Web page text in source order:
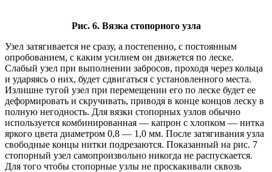
Рис. 6. Вязка стопорного узла
Узел затягивается не сразу, а постепенно, с постоянным
опробованием, с каким усилием он движется по леске.
Слабый узел при выполнении забросов, проходя через кольца
и ударяясь о них, будет сдвигаться с установленного места.
Излишне тугой узел при перемещении его по леске будет ее
деформировать и скручивать, приводя в конце концов леску в
полную негодность. Для вязки стопорных узлов обычно
используется комбинированная — капрон с хлопком — нитка
яркого цвета диаметром 0,8 — 1,0 мм. После затягивания узла
свободные концы нитки подрезаются. Показанный на рис. 7
стопорный узел самопроизвольно никогда не распускается.
Для того чтобы стопорные узлы не проскакивали сквозь